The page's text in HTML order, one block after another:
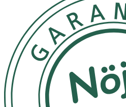
Förvaras mörkt och svalt
OK för gravida och ammande: